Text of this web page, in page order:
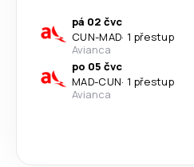
pá 02 čvc
CUN-MAD· 1 přestup
Avianca
po 05 čvc
MAD-CUN· 1 přestup
Avianca